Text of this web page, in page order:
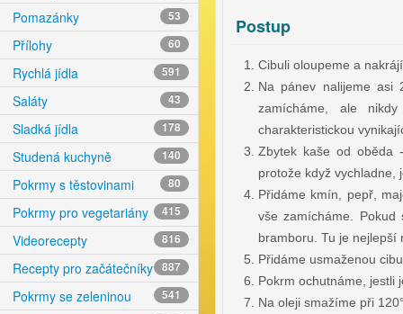
Pomazánky 53
Přílohy 60
Rychlá jídla 591
Saláty 43
Sladká jídla 178
Studená kuchyně 140
Pokrmy s těstovinami 80
Pokrmy pro vegetariány 415
Videorecepty 816
Recepty pro začátečníky 887
Pokrmy se zeleninou 541
Postup
Cibuli oloupeme a
Na pánev nalijeme asi
zamícháme, ale
charakteristickou
Zbytek kaše od oběda
protože když
Přidáme kmín, pepř,
vše zamícháme.
bramboru. Tu je nejlepší
Přidáme usmaženou
Pokrm ochutnáme, jestli
Na oleji smažíme při